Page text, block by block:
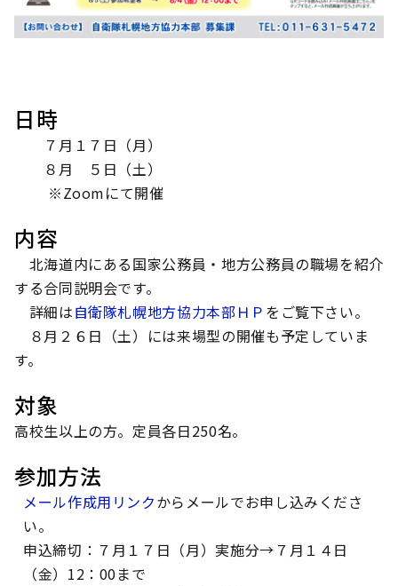
日時
７月１７日（月）
８月 ５日（土）
※Zoomにて開催
内容
北海道内にある国家公務員・地方公務員の職場を紹介
する合同説明会です。
詳細は自衛隊札幌地方協力本部ＨＰ をご覧下さい。
８月２６日（土）には来場型の開催も予定していま
す。
対象
高校生以上の方。定員各日250名。
参加方法
メール作成用リンクからメールでお申し込みくださ
い。
申込締切：７月１７日（月）実施分→７月１４日
（金）12：00まで